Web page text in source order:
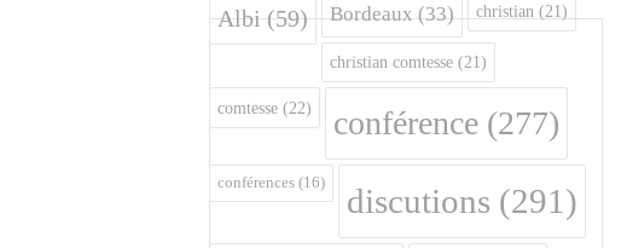
Albi(59) Bordeaux(33) christian (21)
christian comtesse (21)
comtesse (22) conférence (277)
conférences (16) discutions (291)